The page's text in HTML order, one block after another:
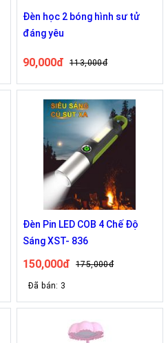
Đèn học 2 bóng hình sư tử
đáng yêu
90,000đ 113,000đ
Đèn Pin LED COB 4 Chế Độ
Sáng XST- 836
150,000đ 175,000đ
Đã bán: 3